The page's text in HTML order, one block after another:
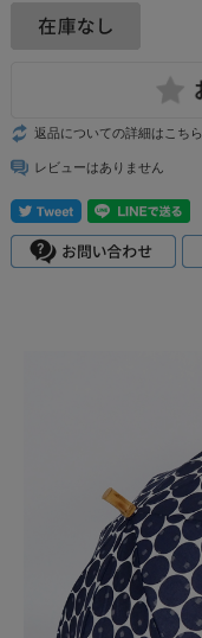
返品についての詳細はこちら
レビューはありません